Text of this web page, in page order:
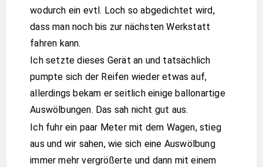
wodurch ein evtl. Loch so abgedichtet wird,
dass man noch bis zur nächsten Werkstatt
fahren kann.
Ich setzte dieses Gerät an und tatsächlich
pumpte sich der Reifen wieder etwas auf,
allerdings bekam er seitlich einige ballonartige
Auswölbungen. Das sah nicht gut aus.
Ich fuhr ein paar Meter mit dem Wagen, stieg
aus und wir sahen, wie sich eine Auswölbung
immer mehr vergrößerte und dann mit einem